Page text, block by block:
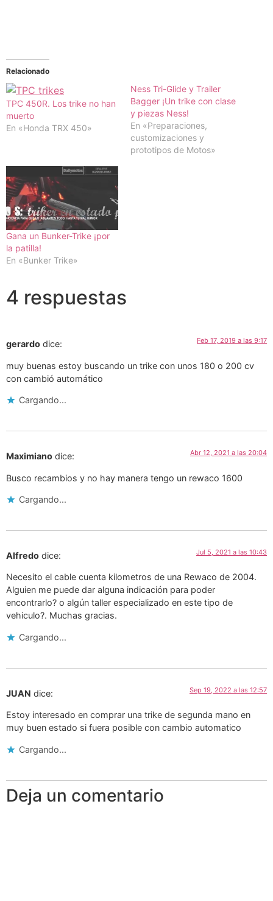
Relacionado
TPC 450R. Los trike no han
muerto
En «Honda TRX 450»
Ness Tri-Glide y Trailer
Bagger ¡Un trike con clase
y piezas Ness!
En «Preparaciones,
customizaciones y
prototipos de Motos»
Gana un Bunker-Trike ¡por
la patilla!
En «Bunker Trike»
4 respuestas
gerardo dice: Feb 17, 2019 a las 9:17
muy buenas estoy buscando un trike con unos 180 o 200 cv
con cambió automático
Cargando...
Maximiano dice: Abr 12, 2021 a las 20:04
Busco recambios y no hay manera tengo un rewaco 1600
Cargando...
Alfredo dice: Jul 5, 2021 a las 10:43
Necesito el cable cuenta kilometros de una Rewaco de 2004.
Alguien me puede dar alguna indicación para poder
encontrarlo? o algún taller especializado en este tipo de
vehiculo?. Muchas gracias.
Cargando...
JUAN dice: Sep 19, 2022 a las 12:57
Estoy interesado en comprar una trike de segunda mano en
muy buen estado si fuera posible con cambio automatico
Cargando...
Deja un comentario